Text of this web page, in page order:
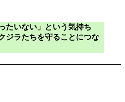
たいない」という気持ち
ジラたちを守ることにつな